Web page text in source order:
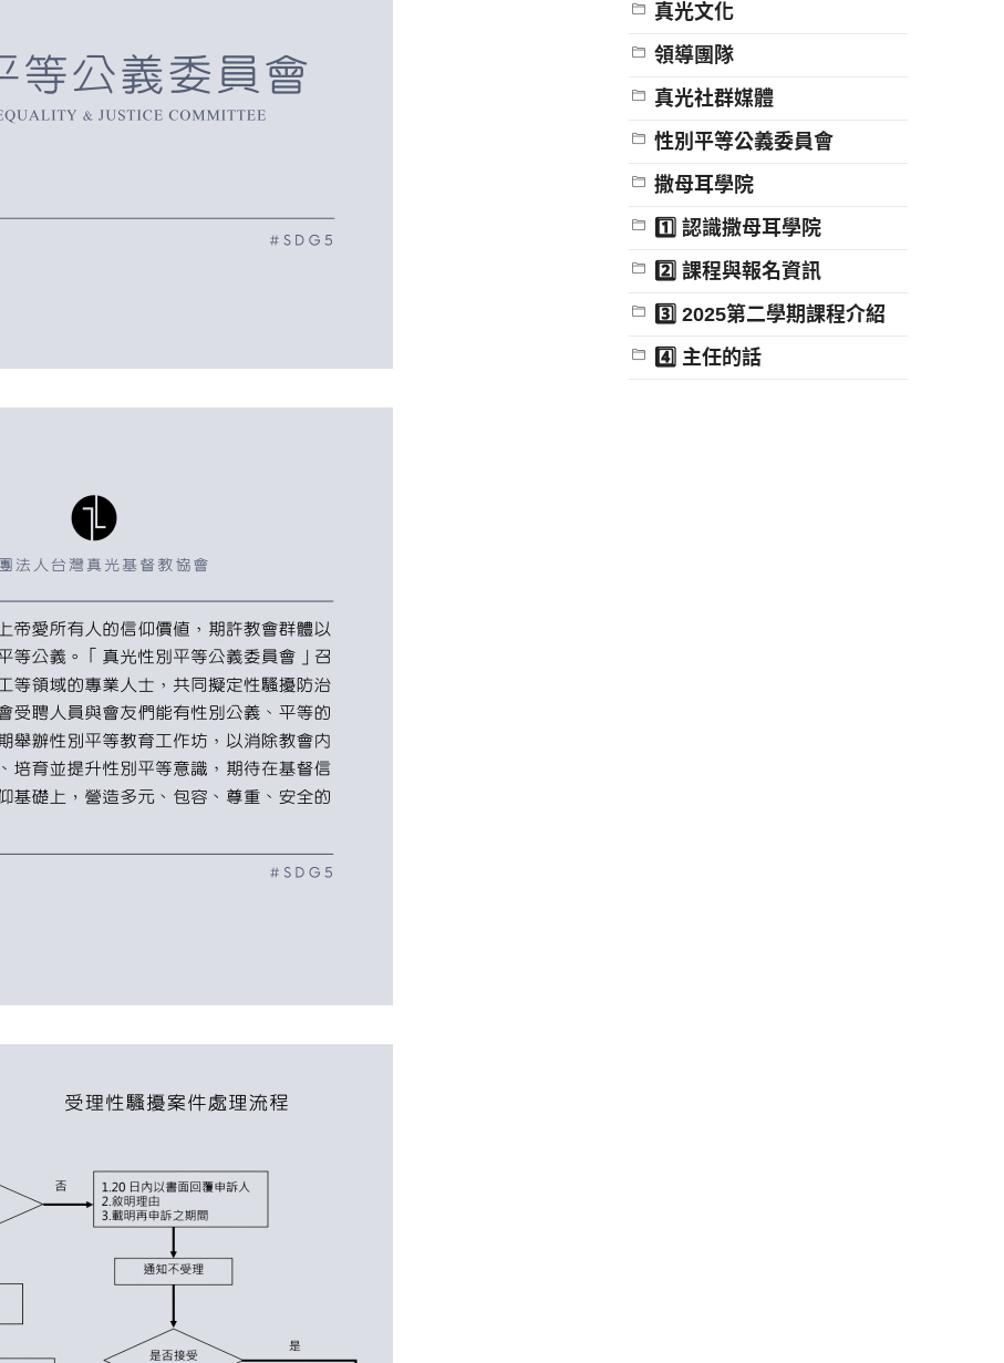
真光文化
領導團隊
真光社群媒體
性別平等公義委員會
撒母耳學院
1️⃣ 認識撒母耳學院
2️⃣ 課程與報名資訊
3️⃣ 2025第二學期課程介紹
4️⃣ 主任的話